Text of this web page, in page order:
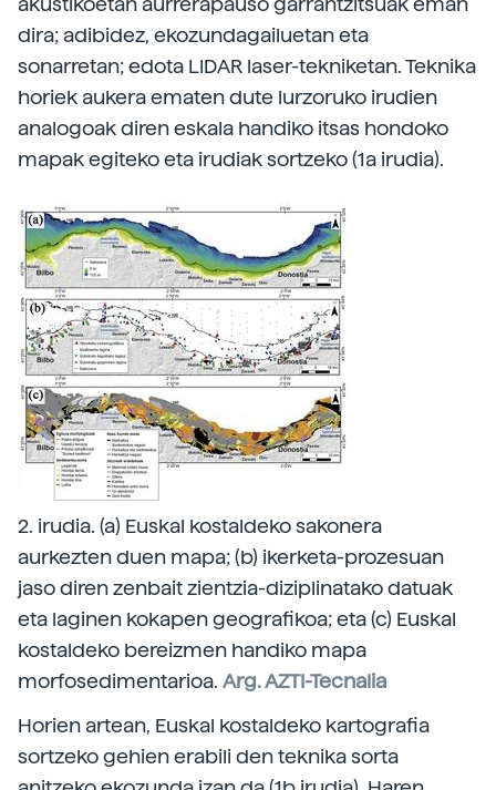
dira; adibidez, ekozundagailuetan eta
sonarretan; edota LIDAR laser-tekniketan. Teknika
horiek aukera ematen dute lurzoruko irudien
analogoak diren eskala handiko itsas hondoko
mapak egiteko eta irudiak sortzeko (1a irudia).
2. irudia. (a) Euskal kostaldeko sakonera
aurkezten duen mapa; (b) ikerketa-prozesuan
jaso diren zenbait zientzia-diziplinatako datuak
eta laginen kokapen geografikoa; eta (c) Euskal
kostaldeko bereizmen handiko mapa
morfosedimentarioa. Arg. AZTI-Tecnalia
Horien artean, Euskal kostaldeko kartografia
sortzeko gehien erabili den teknika sorta